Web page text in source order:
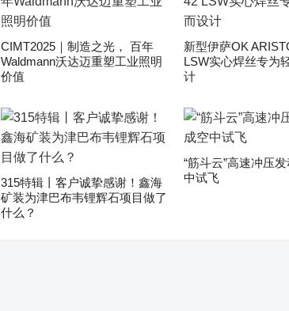
CIMT2025｜制造之光， 百年
Waldmann沃达迈重塑工业照明
价值
新型伊萨OK
LSW实心焊丝专为
计
315特辑丨客户诚挚感谢！鑫海
矿装为津巴布韦锂辉石项目做了
什么？
“筋斗云”高速冲压
中试飞